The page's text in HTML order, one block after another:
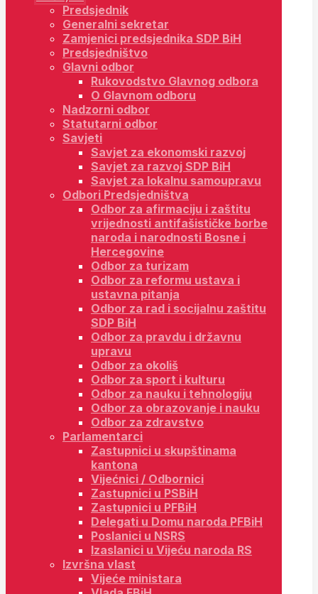
Predsjednik
Generalni sekretar
Zamjenici predsjednika SDP BiH
Predsjedništvo
Glavni odbor
Rukovodstvo Glavnog odbora
O Glavnom odboru
Nadzorni odbor
Statutarni odbor
Savjeti
Savjet za ekonomski razvoj
Savjet za razvoj SDP BiH
Savjet za lokalnu samoupravu
Odbori Predsjedništva
Odbor za afirmaciju i zaštitu
vrijednosti antifašističke borbe
naroda i narodnosti Bosne i
Hercegovine
Odbor za turizam
Odbor za reformu ustava i
ustavna pitanja
Odbor za rad i socijalnu zaštitu
SDP BiH
Odbor za pravdu i državnu
upravu
Odbor za okoliš
Odbor za sport i kulturu
Odbor za nauku i tehnologiju
Odbor za obrazovanje i nauku
Odbor za zdravstvo
Parlamentarci
Zastupnici u skupštinama
kantona
Vijećnici / Odbornici
Zastupnici u PSBiH
Zastupnici u PFBiH
Delegati u Domu naroda PFBiH
Poslanici u NSRS
Izaslanici u Vijeću naroda RS
Izvršna vlast
Vijeće ministara